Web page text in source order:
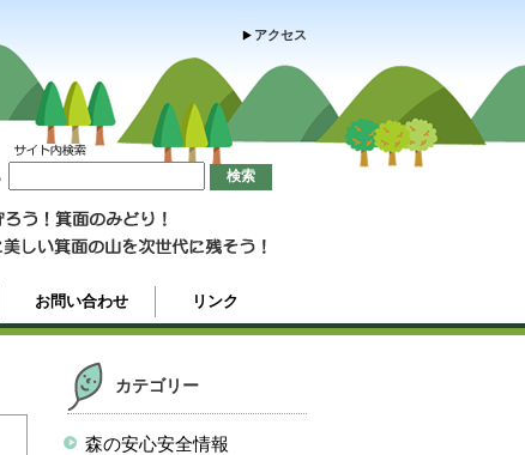
アクセス
お問い合わせ リンク
カテゴリー
森の安心安全情報